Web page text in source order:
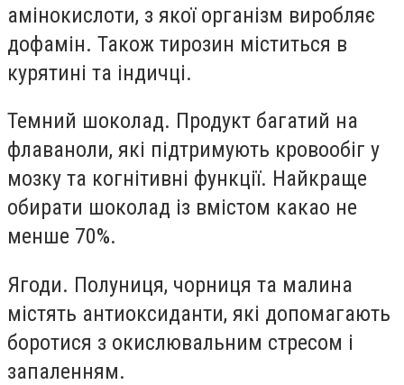
амінокислоти, з якої організм виробляє
дофамін. Також тирозин міститься в
курятині та індичці.
Темний шоколад. Продукт багатий на
флаваноли, які підтримують кровообіг у
мозку та когнітивні функції. Найкраще
обирати шоколад із вмістом какао не
менше 70%.
Ягоди. Полуниця, чорниця та малина
містять антиоксиданти, які допомагають
боротися з окислювальним стресом і
запаленням.